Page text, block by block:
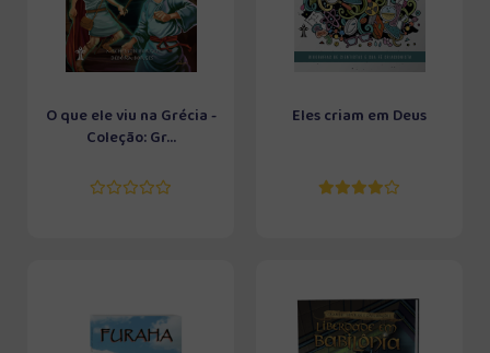
O que ele viu na Grécia -
Coleção: Gr...
Eles criam em Deus